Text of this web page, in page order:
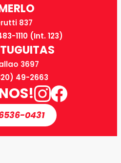
837
1110 (Int. 123)
3697
49-2663
0431